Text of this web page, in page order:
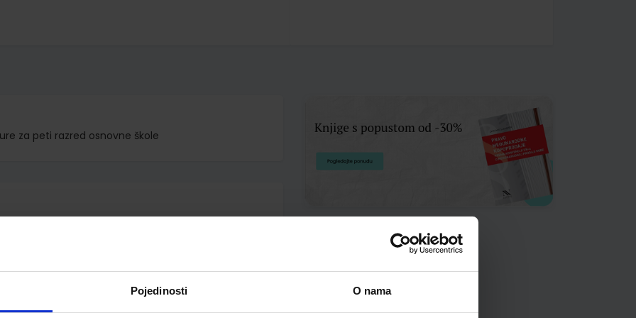
Pojedinosti O nama
za peti razred osnovne škole